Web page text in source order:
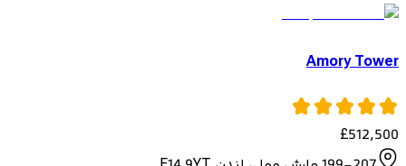
Amory Tower
£512,500